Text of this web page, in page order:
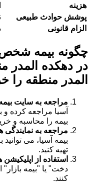
هزینه
پوشش حوادث طبیعی
الزام قانونی
چگونه بیمه شخص
در دهکده المدر
المدر منطقه را
مراجعه به سایت
آسیا مراجعه کرده
بیمه را محاسبه و
مراجعه به نمایندگی
بیمه آسیا، می
تهیه کنید.
استفاده از
دخت" یا "بیمه بازار"
کنند.